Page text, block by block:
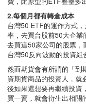
2.每個月都有轉倉成本
台灣50 ETF的運作方式
率，去買台股前50大企
去買這50家公司的股票
台灣50反向波動的投資組
然而期貨會有所謂的「到
資期貨商品的投資人，就
後如果還想要再繼續投資
買一賣，就會衍生出相關